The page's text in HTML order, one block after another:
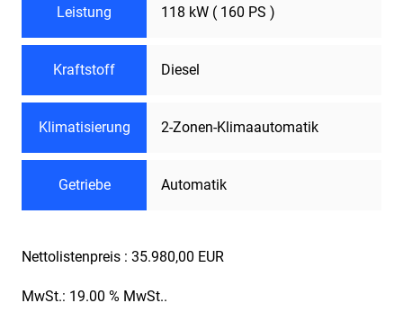
Leistung 118 kW ( 160 PS )
Kraftstoff Diesel
Klimatisierung 2-Zonen-Klimaautomatik
Getriebe Automatik
Nettolistenpreis : 35.980,00 EUR
MwSt.: 19.00 % MwSt..